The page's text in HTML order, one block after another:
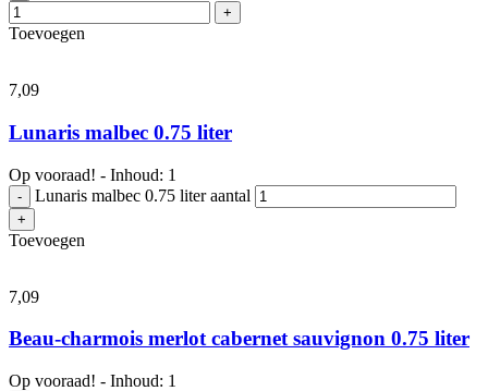
+
Toevoegen
7,09
Lunaris malbec 0.75 liter
Op vooraad! - Inhoud: 1
- Lunaris malbec 0.75 liter aantal
+
Toevoegen
7,09
Beau-charmois merlot cabernet sauvignon 0.75 liter
Op vooraad! - Inhoud: 1